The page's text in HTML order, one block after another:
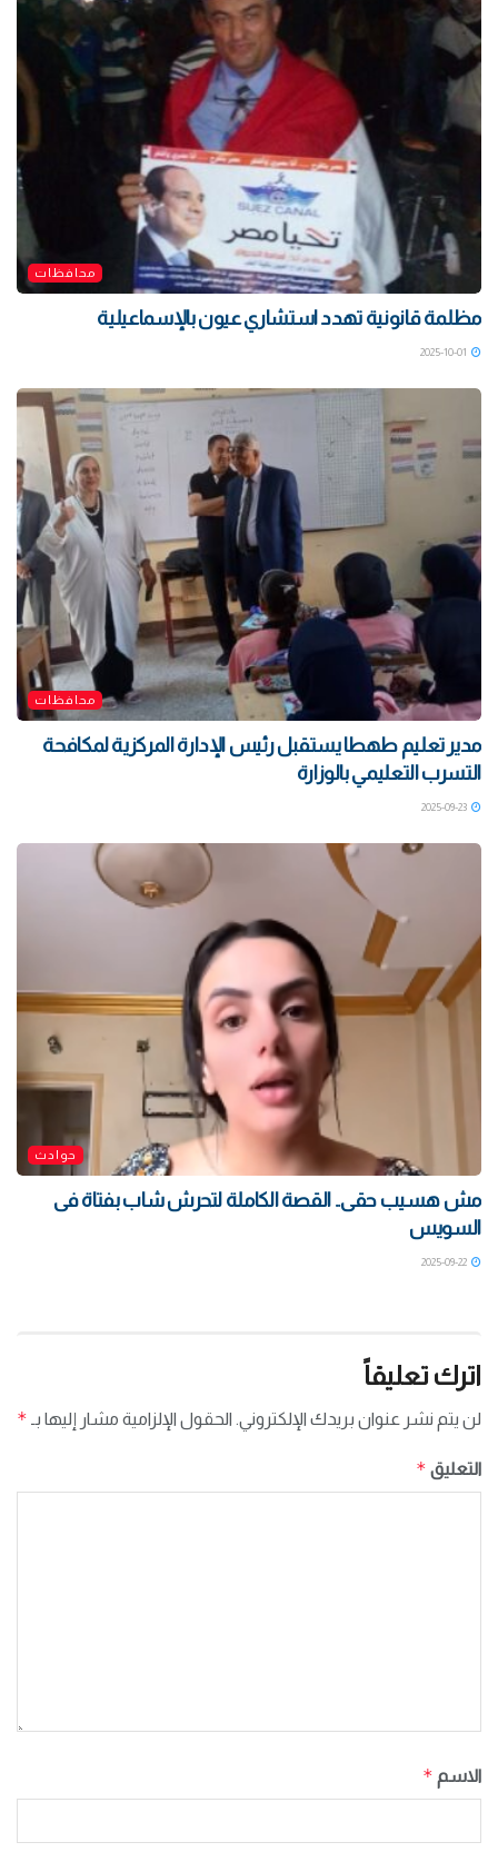
محافظات
مظلمة قانونية تهدد استشاري عيون بالإسماعيلية
محافظات
مدير تعليم طهطا يستقبل رئيس الإدارة المركزية لمكافحة
التسرب التعليمي بالوزارة
حوادث
مش هسيب حقى.. القصة الكاملة لتحرش شاب بفتاة فى
السويس
اترك تعليقاً
لن يتم نشر عنوان بريدك الإلكتروني. الحقول الإلزامية مشار إليها بـ *
التعليق *
الاسم *